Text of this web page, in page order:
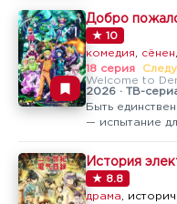
Добро
★ 10
комедия, сёнен,
18 серия
Welcome to
2026 · ТВ-
Быть
— испытание
Четвертый
отличника
растет.
История
★ 8.8
драма,